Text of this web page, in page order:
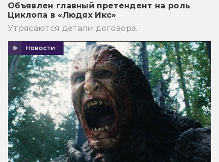
Объявлен главный претендент на роль
Циклопа в «Людях Икс»
Утрясаются детали договора.
Новости